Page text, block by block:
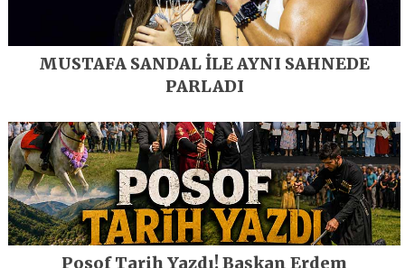
MUSTAFA SANDAL İLE AYNI SAHNEDE
PARLADI
Posof Tarih Yazdı! Başkan Erdem